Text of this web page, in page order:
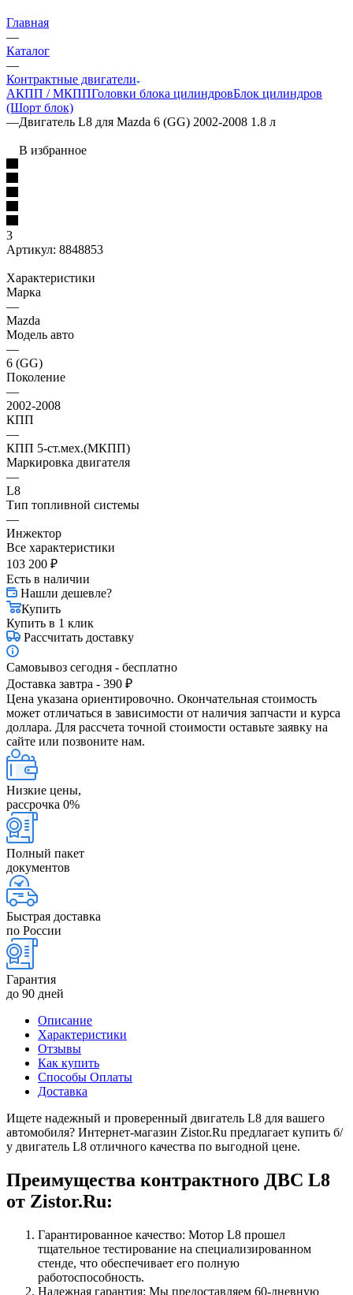
Главная
—
Каталог
—
Контрактные двигатели
АКПП / МКППГоловки блока цилиндровБлок цилиндров
(Шорт блок)
—Двигатель L8 для Mazda 6 (GG) 2002-2008 1.8 л
В избранное
3
Артикул: 8848853
Характеристики
Марка
—
Mazda
Модель авто
—
6 (GG)
Поколение
—
2002-2008
КПП
—
КПП 5-ст.мех.(МКПП)
Маркировка двигателя
—
L8
Тип топливной системы
—
Инжектор
Все характеристики
103 200 ₽
Есть в наличии
Нашли дешевле?
Купить
Купить в 1 клик
Рассчитать доставку
Самовывоз сегодня - бесплатно
Доставка завтра - 390 ₽
Цена указана ориентировочно. Окончательная стоимость
может отличаться в зависимости от наличия запчасти и курса
доллара. Для рассчета точной стоимости оставьте заявку на
сайте или позвоните нам.
Низкие цены,
рассрочка 0%
Полный пакет
документов
Быстрая доставка
по России
Гарантия
до 90 дней
Описание
Характеристики
Отзывы
Как купить
Способы Оплаты
Доставка
Ищете надежный и проверенный двигатель L8 для вашего
автомобиля? Интернет-магазин Zistor.Ru предлагает купить б/
у двигатель L8 отличного качества по выгодной цене.
Преимущества контрактного ДВС L8
от Zistor.Ru:
Гарантированное качество: Мотор L8 прошел
тщательное тестирование на специализированном
стенде, что обеспечивает его полную
работоспособность.
Надежная гарантия: Мы предоставляем 60-дневную